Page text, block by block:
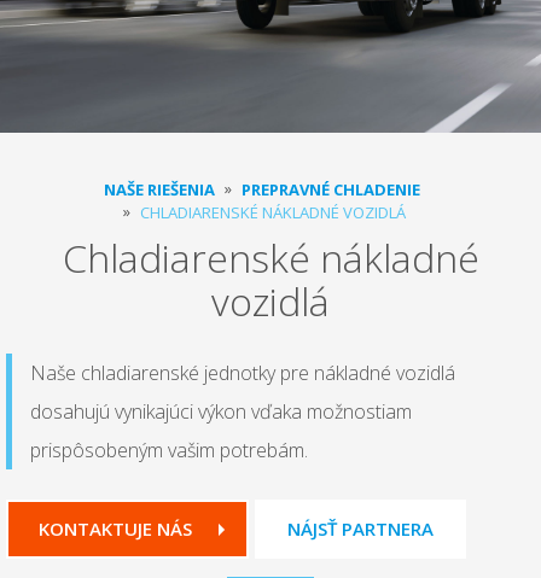
NAŠE RIEŠENIA
PREPRAVNÉ CHLADENIE
CHLADIARENSKÉ NÁKLADNÉ VOZIDLÁ
Chladiarenské nákladné
vozidlá
Naše chladiarenské jednotky pre nákladné vozidlá
dosahujú vynikajúci výkon vďaka možnostiam
prispôsobeným vašim potrebám.
KONTAKTUJE NÁS NÁJSŤ PARTNERA